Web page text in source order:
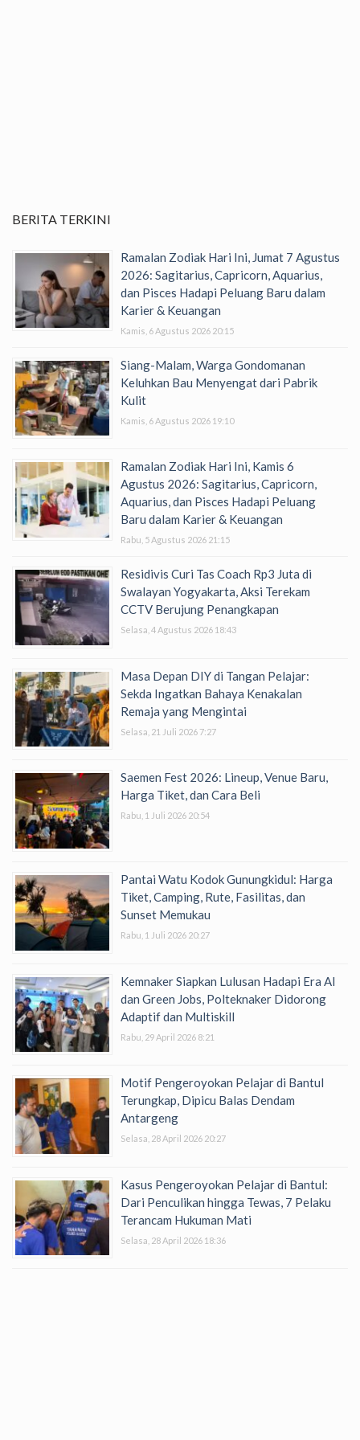
BERITA TERKINI
Ramalan Zodiak Hari Ini, Jumat 7 Agustus
2026: Sagitarius, Capricorn, Aquarius,
dan Pisces Hadapi Peluang Baru dalam
Karier & Keuangan
Kamis, 6 Agustus 2026 20:15
Siang-Malam, Warga Gondomanan
Keluhkan Bau Menyengat dari Pabrik
Kulit
Kamis, 6 Agustus 2026 19:10
Ramalan Zodiak Hari Ini, Kamis 6
Agustus 2026: Sagitarius, Capricorn,
Aquarius, dan Pisces Hadapi Peluang
Baru dalam Karier & Keuangan
Rabu, 5 Agustus 2026 21:15
Residivis Curi Tas Coach Rp3 Juta di
Swalayan Yogyakarta, Aksi Terekam
CCTV Berujung Penangkapan
Selasa, 4 Agustus 2026 18:43
Masa Depan DIY di Tangan Pelajar:
Sekda Ingatkan Bahaya Kenakalan
Remaja yang Mengintai
Selasa, 21 Juli 2026 7:27
Saemen Fest 2026: Lineup, Venue Baru,
Harga Tiket, dan Cara Beli
Rabu, 1 Juli 2026 20:54
Pantai Watu Kodok Gunungkidul: Harga
Tiket, Camping, Rute, Fasilitas, dan
Sunset Memukau
Rabu, 1 Juli 2026 20:27
Kemnaker Siapkan Lulusan Hadapi Era AI
dan Green Jobs, Polteknaker Didorong
Adaptif dan Multiskill
Rabu, 29 April 2026 8:21
Motif Pengeroyokan Pelajar di Bantul
Terungkap, Dipicu Balas Dendam
Antargeng
Selasa, 28 April 2026 20:27
Kasus Pengeroyokan Pelajar di Bantul:
Dari Penculikan hingga Tewas, 7 Pelaku
Terancam Hukuman Mati
Selasa, 28 April 2026 18:36